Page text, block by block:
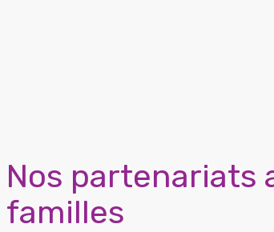
Nos partenariats
familles